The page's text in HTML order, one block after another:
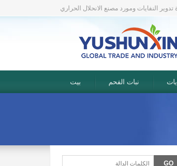
النفايات ومورد مصنع الانحلال الحراري
بيت نبات الفحم